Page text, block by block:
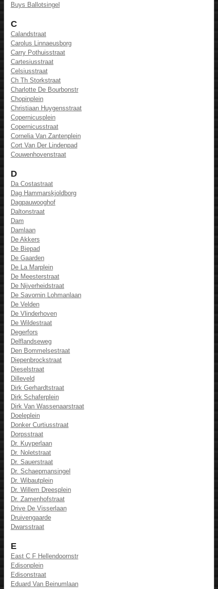
Buys Ballotsingel
C
Calandstraat
Carolus Linnaeusborg
Carry Pothuisstraat
Cartesiusstraat
Celsiusstraat
Ch Th Storkstraat
Charlotte De Bourbonstr
Chopinplein
Christiaan Huygensstraat
Copernicusplein
Copernicusstraat
Cornelia Van Zantenplein
Cort Van Der Lindenpad
Couwenhovenstraat
D
Da Costastraat
Dag Hammarskjoldborg
Dagpauwooghof
Daltonstraat
Dam
Damlaan
De Akkers
De Biepad
De Gaarden
De La Marplein
De Meesterstraat
De Nijverheidstraat
De Savornin Lohmanlaan
De Velden
De Vlinderhoven
De Wildestraat
Degerfors
Delflandseweg
Den Bommelsestraat
Diepenbrockstraat
Dieselstraat
Dilleveld
Dirk Gerhardtstraat
Dirk Schaferplein
Dirk Van Wassenaarstraat
Doeleplein
Donker Curtiusstraat
Dorpsstraat
Dr. Kuyperlaan
Dr. Noletstraat
Dr. Sauerstraat
Dr. Schaepmansingel
Dr. Wibautplein
Dr. Willem Dreesplein
Dr. Zamenhofstraat
Drive De Visserlaan
Druivengaarde
Dwarsstraat
E
East C F Hellendoornstr
Edisonplein
Edisonstraat
Eduard Van Beinumlaan